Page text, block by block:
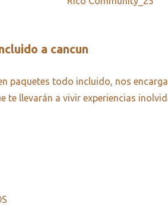
a cancun
paquetes todo incluido, nos
te llevarán a vivir experiencias